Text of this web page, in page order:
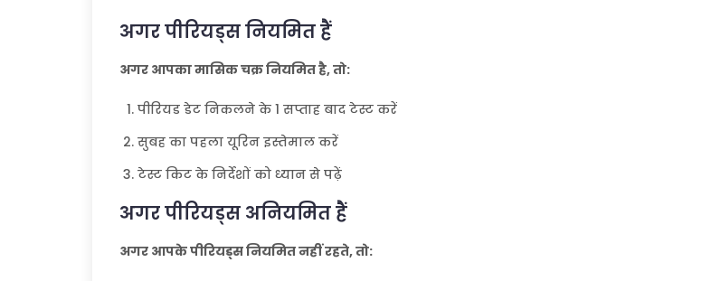
अगर पीरियड्स नियमित हैं
अगर आपका मासिक चक्र नियमित है, तो:
पीरियड डेट निकलने के 1 सप्ताह बाद टेस्ट करें
सुबह का पहला यूरिन इस्तेमाल करें
टेस्ट किट के निर्देशों को ध्यान से पढ़ें
अगर पीरियड्स अनियमित हैं
अगर आपके पीरियड्स नियमित नहीं रहते, तो: